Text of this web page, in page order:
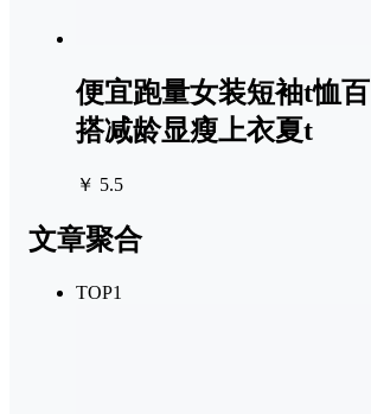
便宜跑量女装短袖t恤百
搭减龄显瘦上衣夏t
￥ 5.5
文章聚合
TOP1